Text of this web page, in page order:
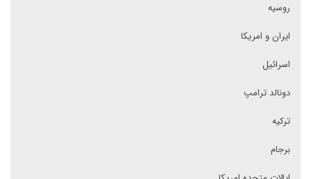
روسیه
ایران و امریکا
اسرائیل
دونالد ترامپ
ترکیه
برجام